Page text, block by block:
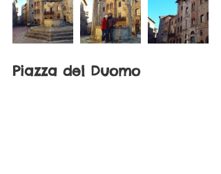
Piazza del Duomo